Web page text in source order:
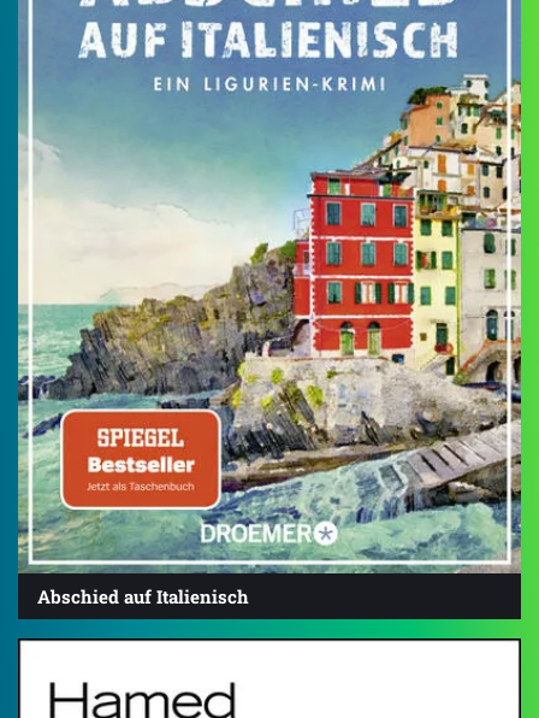
Abschied auf Italienisch